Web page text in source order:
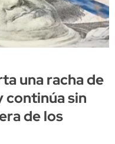
una racha de
continúa sin
de los